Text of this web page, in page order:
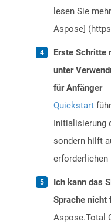
lesen Sie
Aspose]
Erste Schritte
unter
für Anfänger
Quickstart
Initialisierung
sondern hilft
erforderlichen
Ich kann das
Sprache nicht
Aspose.Total